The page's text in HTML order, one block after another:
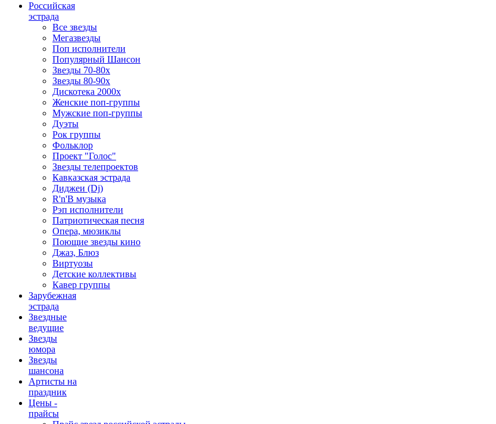
Российская
эстрада
Все звезды
Мегазвезды
Поп исполнители
Популярный Шансон
Звезды 70-80х
Звезды 80-90х
Дискотека 2000х
Женские поп-группы
Мужские поп-группы
Дуэты
Рок группы
Фольклор
Проект "Голос"
Звезды телепроектов
Кавказская эстрада
Диджеи (Dj)
R'n'B музыка
Рэп исполнители
Патриотическая песня
Опера, мюзиклы
Поющие звезды кино
Джаз, Блюз
Виртуозы
Детские коллективы
Кавер группы
Зарубежная
эстрада
Звездные
ведущие
Звезды
юмора
Звезды
шансона
Артисты на
праздник
Цены -
прайсы